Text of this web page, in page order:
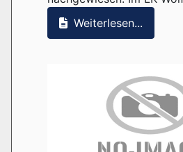
Weiterlesen...